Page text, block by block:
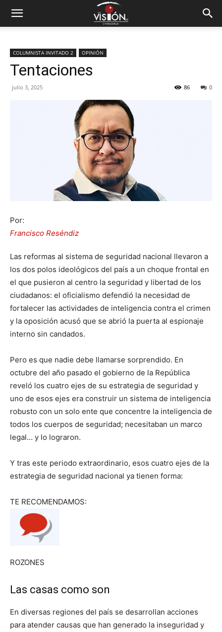
COLUMNISTA INVITADO 2 OPINIÓN
Tentaciones
julio 3, 2025 0
86
Por:
Francisco Reséndiz
Las reformas al sistema de seguridad nacional llevaron a
los dos polos ideológicos del país a un choque frontal en
el que pusieron al centro la seguridad y libertad de los
ciudadanos: el oficialismo defendió la necesidad de
fortalecer las actividades de inteligencia contra el crimen
y la oposición acusó que se abrió la puerta al espionaje
interno sin candados.
Pero es que nadie debe llamarse sorprendido. En
octubre del año pasado el gobierno de la República
reveló los cuatro ejes de su estrategia de seguridad y
uno de esos ejes era construir un sistema de inteligencia
robusto con un solo ente que concentre la inteligencia de
todos los cuerpos de seguridad; necesitaban un marco
legal… y lo lograron.
Y tras este periodo extraordinario, esos cuatro ejes de la
estrategia de seguridad nacional ya tienen forma:
TE RECOMENDAMOS:
ROZONES
Las casas como son
En diversas regiones del país se desarrollan acciones
para atender causas que han generado la inseguridad y